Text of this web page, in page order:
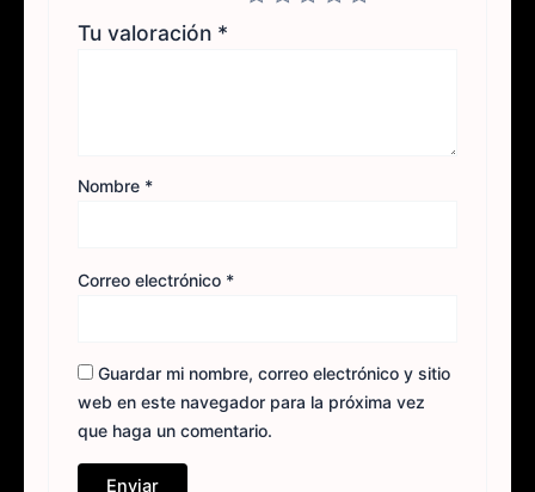
Tu valoración *
Nombre *
Correo electrónico *
Guardar mi nombre, correo electrónico y sitio
web en este navegador para la próxima vez
que haga un comentario.